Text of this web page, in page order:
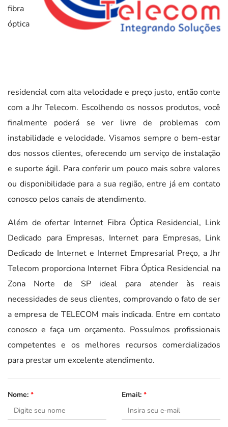
fibra
óptica
residencial com alta velocidade e preço justo, então conte
com a Jhr Telecom. Escolhendo os nossos produtos, você
finalmente poderá se ver livre de problemas com
instabilidade e velocidade. Visamos sempre o bem-estar
dos nossos clientes, oferecendo um serviço de instalação
e suporte ágil. Para conferir um pouco mais sobre valores
ou disponibilidade para a sua região, entre já em contato
conosco pelos canais de atendimento.
Além de ofertar Internet Fibra Óptica Residencial, Link
Dedicado para Empresas, Internet para Empresas, Link
Dedicado de Internet e Internet Empresarial Preço, a Jhr
Telecom proporciona Internet Fibra Óptica Residencial na
Zona Norte de SP ideal para atender às reais
necessidades de seus clientes, comprovando o fato de ser
a empresa de TELECOM mais indicada. Entre em contato
conosco e faça um orçamento. Possuímos profissionais
competentes e os melhores recursos comercializados
para prestar um excelente atendimento.
Nome: * Email: *